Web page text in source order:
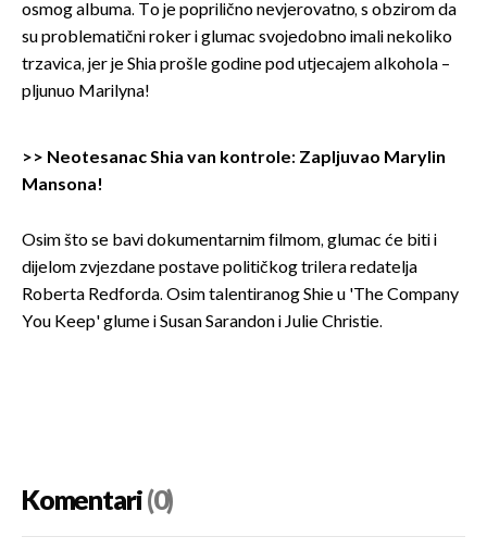
osmog albuma. To je poprilično nevjerovatno, s obzirom da
su problematični roker i glumac svojedobno imali nekoliko
trzavica, jer je Shia prošle godine pod utjecajem alkohola –
pljunuo Marilyna!
>> Neotesanac Shia van kontrole: Zapljuvao Marylin
Mansona!
Osim što se bavi dokumentarnim filmom, glumac će biti i
dijelom zvjezdane postave političkog trilera redatelja
Roberta Redforda. Osim talentiranog Shie u 'The Company
You Keep' glume i Susan Sarandon i Julie Christie.
Komentari(0)